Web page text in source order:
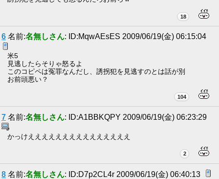
18
6 名前:名無しさん: ID:MqwAEsES 2009/06/19(金) 06:15:04
米5
見逃したらそりゃ怒るよ
このコピペは冤罪なんだし、誘拐犯を見逃すのとは話が別
お前頭悪い？
104
7 名前:名無しさん: ID:A1BBKQPY 2009/06/19(金) 06:23:29
かっけえええええええええええええええ
2
8 名前:名無しさん: ID:D7p2CL4r 2009/06/19(金) 06:40:13